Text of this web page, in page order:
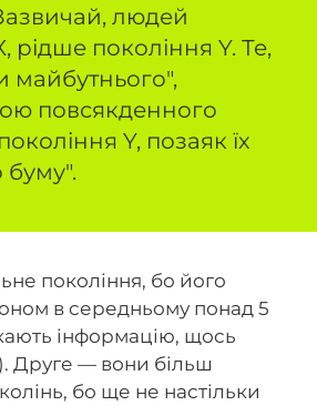
людей
рідше покоління Y. Те,
майбутнього",
повсякденного
Y, позаяк їх
буму".
покоління, бо його
в середньому понад 5
інформацію, щось
Друге — вони більш
бо ще не настільки